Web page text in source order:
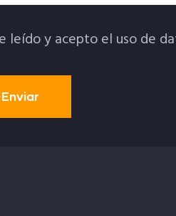
De Privacidad
leído y acepto el uso de